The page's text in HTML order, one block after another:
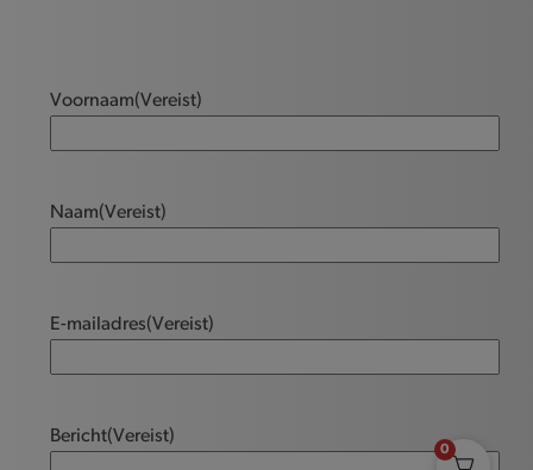
Voornaam(Vereist)
Naam(Vereist)
E-mailadres(Vereist)
Bericht(Vereist)
0